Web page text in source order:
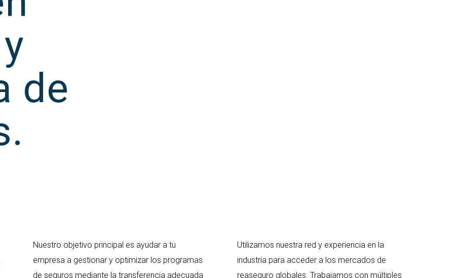
de
Nuestro objetivo principal es ayudar a tu
empresa a gestionar y optimizar los programas
de seguros mediante la transferencia adecuada
Utilizamos nuestra red y experiencia en la
industria para acceder a los mercados de
reaseguro globales. Trabajamos con múltiples